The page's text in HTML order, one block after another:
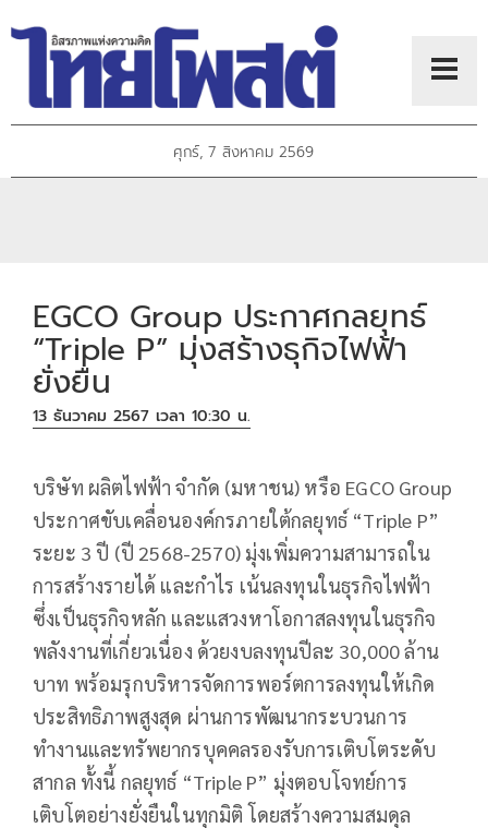
ศุกร์, 7 สิงหาคม 2569
EGCO Group ประกาศกลยุทธ์
“Triple P” มุ่งสร้างธุกิจไฟฟ้า
ยั่งยืน
13 ธันวาคม 2567 เวลา 10:30 น.
บริษัท ผลิตไฟฟ้า จำกัด (มหาชน) หรือ EGCO Group
ประกาศขับเคลื่อนองค์กรภายใต้กลยุทธ์ “Triple P”
ระยะ 3 ปี (ปี 2568-2570) มุ่งเพิ่มความสามารถใน
การสร้างรายได้ และกำไร เน้นลงทุนในธุรกิจไฟฟ้า
ซึ่งเป็นธุรกิจหลัก และแสวงหาโอกาสลงทุนในธุรกิจ
พลังงานที่เกี่ยวเนื่อง ด้วยงบลงทุนปีละ 30,000 ล้าน
บาท พร้อมรุกบริหารจัดการพอร์ตการลงทุนให้เกิด
ประสิทธิภาพสูงสุด ผ่านการพัฒนากระบวนการ
ทำงานและทรัพยากรบุคคลรองรับการเติบโตระดับ
สากล ทั้งนี้ กลยุทธ์ “Triple P” มุ่งตอบโจทย์การ
เติบโตอย่างยั่งยืนในทุกมิติ โดยสร้างความสมดุล